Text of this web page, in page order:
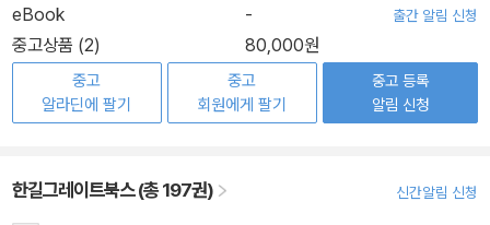
eBook
- 출간 알림 신청
중고상품 (2) 80,000원
중고
알라딘에 팔기
중고
회원에게 팔기
중고 등록
알림 신청
한길그레이트북스 (총 197권) 신간알림 신청